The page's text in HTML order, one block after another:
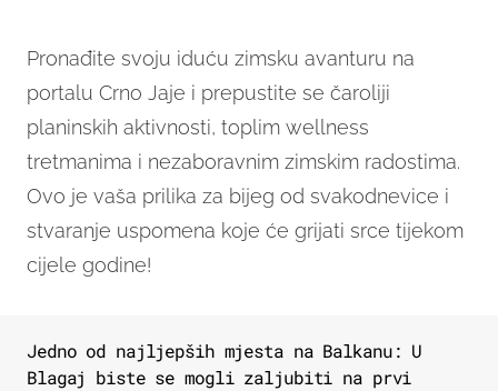
Pronađite svoju iduću zimsku avanturu na
portalu Crno Jaje i prepustite se čaroliji
planinskih aktivnosti, toplim wellness
tretmanima i nezaboravnim zimskim radostima.
Ovo je vaša prilika za bijeg od svakodnevice i
stvaranje uspomena koje će grijati srce tijekom
cijele godine!
Jedno od najljepših mjesta na Balkanu: U
Blagaj biste se mogli zaljubiti na prvi